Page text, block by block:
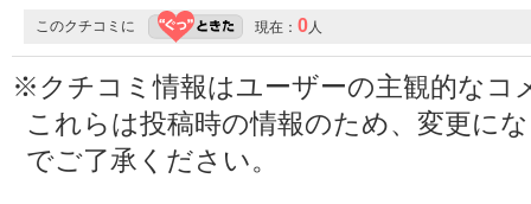
このクチコミに 現在： 0人
※クチコミ情報はユーザーの主観的なコ
これらは投稿時の情報のため、変更に
でご了承ください。